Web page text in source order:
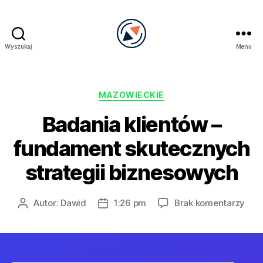
Wyszukaj Menu
Kategorie
MAZOWIECKIE
Badania klientów –
fundament skutecznych
strategii biznesowych
AutorAutor: Dawid
Data1:26 pm Brak komentarzy